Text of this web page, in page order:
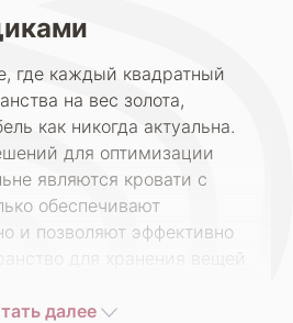
где каждый квадратный
на вес золота,
как никогда актуальна.
для оптимизации
являются кровати с
обеспечивают
и позволяют эффективно
для хранения вещей.
ящиком в Москве, обратите
далее